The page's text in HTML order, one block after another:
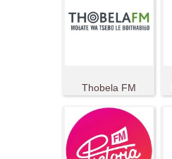
Thobela FM